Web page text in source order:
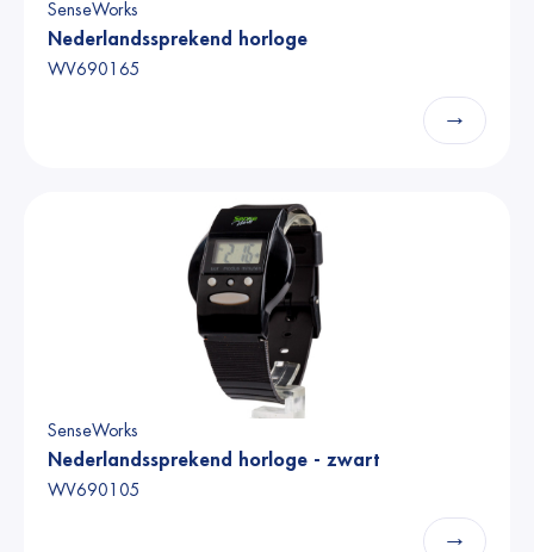
SenseWorks
Nederlandssprekend horloge
WV690165
→
SenseWorks
Nederlandssprekend horloge - zwart
WV690105
→